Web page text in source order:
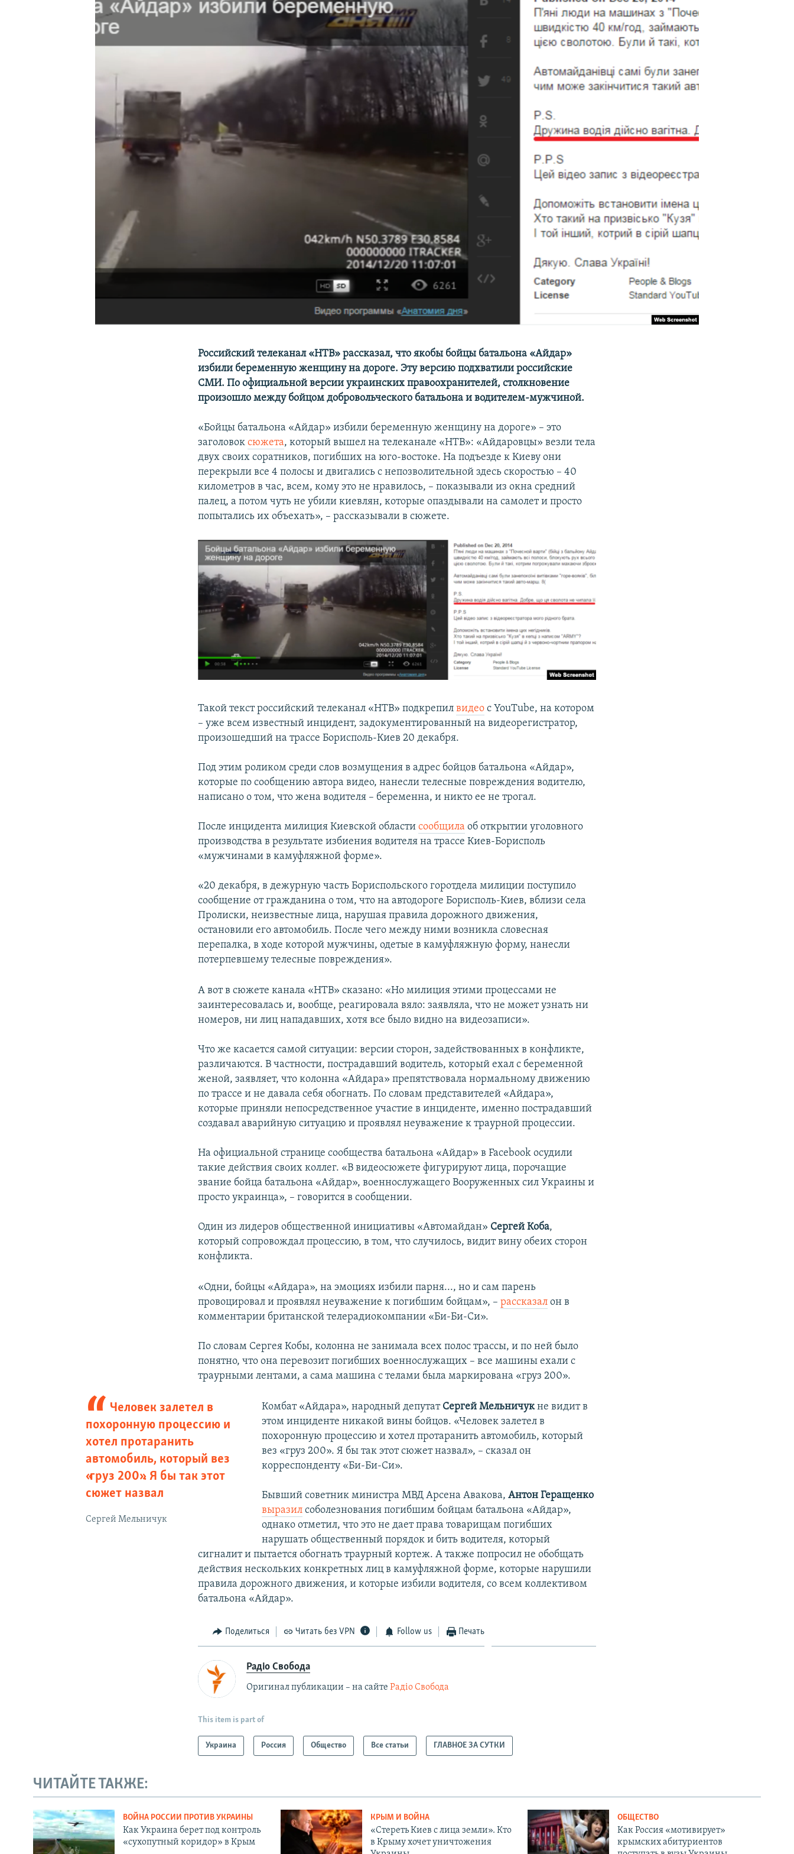
КРЫМ.НЕПОКОРЕННЫЙ
Российский телеканал «НТВ» рассказал, что якобы бойцы батальона «Айдар»
избили беременную женщину на дороге. Эту версию подхватили российские
СМИ. По официальной версии украинских правоохранителей, столкновение
произошло между бойцом добровольческого батальона и водителем-мужчиной.
«Бойцы батальона «Айдар» избили беременную женщину на дороге» – это
заголовоксюжета, который вышел на телеканале «НТВ»: «Айдаровцы» везли тела
двух своих соратников, погибших на юго-востоке. На подъезде к Киеву они
перекрыли все 4 полосы и двигались с непозволительной здесь скоростью – 40
километров в час, всем, кому это не нравилось, – показывали из окна средний
палец, а потом чуть не убили киевлян, которые опаздывали на самолет и просто
попытались их объехать», – рассказывали в сюжете.
Такой текст российский телеканал «НТВ» подкрепилвидео с YouTube, на котором
– уже всем известный инцидент, задокументированный на видеорегистратор,
произошедший на трассе Борисполь-Киев 20 декабря.
Под этим роликом среди слов возмущения в адрес бойцов батальона «Айдар»,
которые по сообщению автора видео, нанесли телесные повреждения водителю,
написано о том, что жена водителя – беременна, и никто ее не трогал.
После инцидента милиция Киевской областисообщила об открытии уголовного
производства в результате избиения водителя на трассе Киев-Борисполь
«мужчинами в камуфляжной форме».
«20 декабря, в дежурную часть Бориспольского горотдела милиции поступило
сообщение от гражданина о том, что на автодороге Борисполь-Киев, вблизи села
Пролиски, неизвестные лица, нарушая правила дорожного движения,
остановили его автомобиль. После чего между ними возникла словесная
перепалка, в ходе которой мужчины, одетые в камуфляжную форму, нанесли
потерпевшему телесные повреждения».
А вот в сюжете канала «НТВ» сказано: «Но милиция этими процессами не
заинтересовалась и, вообще, реагировала вяло: заявляла, что не может узнать ни
номеров, ни лиц нападавших, хотя все было видно на видеозаписи».
Что же касается самой ситуации: версии сторон, задействованных в конфликте,
различаются. В частности, пострадавший водитель, который ехал с беременной
женой, заявляет, что колонна «Айдара» препятствовала нормальному движению
по трассе и не давала себя обогнать. По словам представителей «Айдара»,
которые приняли непосредственное участие в инциденте, именно пострадавший
создавал аварийную ситуацию и проявлял неуважение к траурной процессии.
На официальной странице сообщества батальона «Айдар» в Facebook осудили
такие действия своих коллег. «В видеосюжете фигурируют лица, порочащие
звание бойца батальона «Айдар», военнослужащего Вооруженных сил Украины и
просто украинца», – говорится в сообщении.
Один из лидеров общественной инициативы «Автомайдан» Сергей Коба,
который сопровождал процессию, в том, что случилось, видит вину обеих сторон
конфликта.
«Одни, бойцы «Айдара», на эмоциях избили парня..., но и сам парень
провоцировал и проявлял неуважение к погибшим бойцам», –рассказал он в
комментарии британской телерадиокомпании «Би-Би-Си».
По словам Сергея Кобы, колонна не занимала всех полос трассы, и по ней было
понятно, что она перевозит погибших военнослужащих – все машины ехали с
траурными лентами, а сама машина с телами была маркирована «груз 200».
Человек залетел в
похоронную процессию и
хотел протаранить
автомобиль, который вез
«груз 200». Я бы так этот
сюжет назвал
Сергей Мельничук
Комбат «Айдара», народный депутат Сергей Мельничукне видит в
этом инциденте никакой вины бойцов. «Человек залетел в
похоронную процессию и хотел протаранить автомобиль, который
вез «груз 200». Я бы так этот сюжет назвал», – сказал он
корреспонденту «Би-Би-Си».
Бывший советник министра МВД Арсена Авакова, Антон Геращенко
выразилсоболезнования погибшим бойцам батальона «Айдар»,
однако отметил, что это не дает права товарищам погибших
нарушать общественный порядок и бить водителя, который
сигналит и пытается обогнать траурный кортеж. А также попросил не обобщать
действия нескольких конкретных лиц в камуфляжной форме, которые нарушили
правила дорожного движения, и которые избили водителя, со всем коллективом
батальона «Айдар».
Поделиться Читать без VPN Follow us Печать
Радіо Свобода
Оригинал публикации – на сайтеРадіо Свобода
This item is part of
Украина Россия Общество Все статьи ГЛАВНОЕ ЗА СУТКИ
ЧИТАЙТЕ ТАКЖЕ:
ВОЙНА РОССИИ ПРОТИВ УКРАИНЫ
Как Украина берет под контроль
«сухопутный коридор» в Крым
КРЫМ И ВОЙНА
«Стереть Киев с лица земли». Кто
в Крыму хочет уничтожения
ОБЩЕСТВО
Как Россия «мотивирует»
крымских абитуриентов